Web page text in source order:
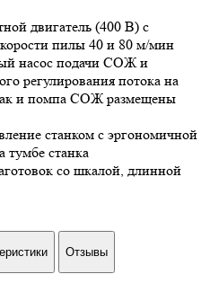
двигатель (400 В) с
пилы 40 и 80 м/мин
насос подачи СОЖ и
регулирования потока на
и помпа СОЖ размещены
станком с эргономичной
тумбе станка
со шкалой, длинной
Отзывы